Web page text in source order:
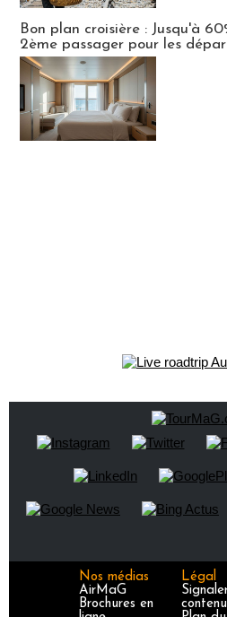
Bon plan croisière : Jusqu'à
2ème passager pour les
Nos médias
AirMaG
Brochures en
Légal